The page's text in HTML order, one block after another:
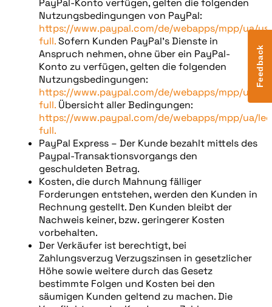
PayPal-Konto verfügen, gelten die folgenden
Nutzungsbedingungen von PayPal:
https://www.paypal.com/de/webapps/mpp/ua/
full.Sofern Kunden PayPal’s Dienste in
Anspruch nehmen, ohne über ein PayPal-
Konto zu verfügen, gelten die folgenden
Nutzungsbedingungen:
https://www.paypal.com/de/webapps/mpp/ua/
full. Übersicht aller Bedingungen:
https://www.paypal.com/de/webapps/mpp/ua/
full.
PayPal Express – Der Kunde bezahlt mittels des
Paypal-Transaktionsvorgangs den
geschuldeten Betrag.
Kosten, die durch Mahnung fälliger
Forderungen entstehen, werden den Kunden in
Rechnung gestellt. Den Kunden bleibt der
Nachweis keiner, bzw. geringerer Kosten
vorbehalten.
Der Verkäufer ist berechtigt, bei
Zahlungsverzug Verzugszinsen in gesetzlicher
Höhe sowie weitere durch das Gesetz
bestimmte Folgen und Kosten bei den
säumigen Kunden geltend zu machen. Die
Feedback